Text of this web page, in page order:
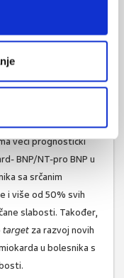
i veću
zaključci mogu
veći prognostički
BNP/NT-pro BNP u
sa srčanim
i više od 50% svih
slabosti. Također,
targetza razvoj novih
u bolesnika s